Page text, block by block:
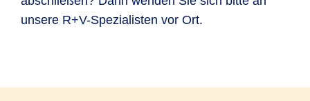
unsere R+V-Spezia­listen vor Ort.